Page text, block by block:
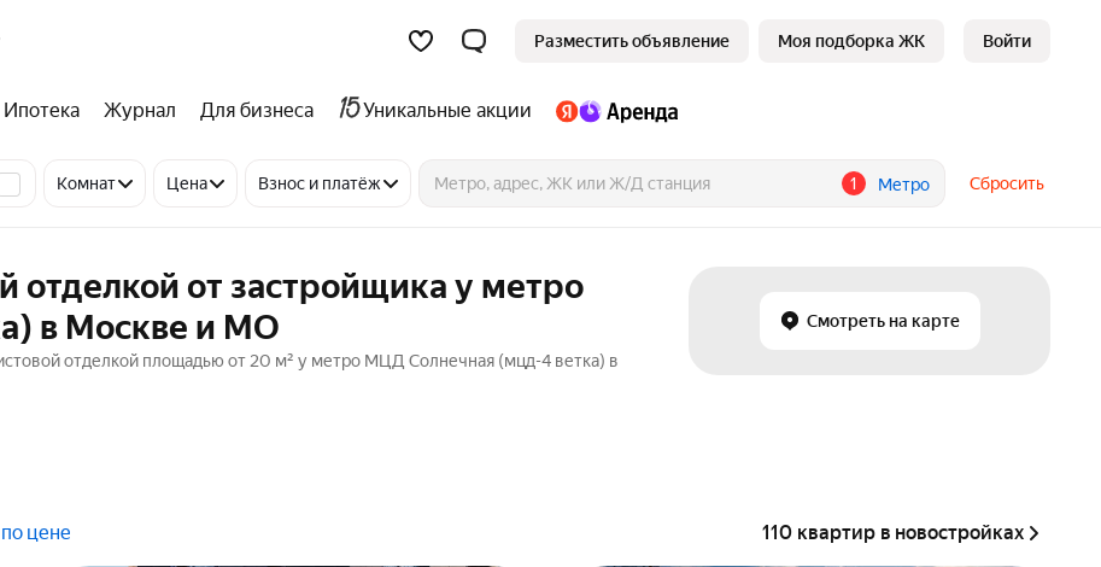
Разместить объявление Моя подборка ЖК Войти
Ипотека Журнал Для бизнеса Уникальные акции
Комнат Цена Взнос и платёж 1 Метро Сбросить
отделкой от застройщика у метро
в Москве и МО
отделкой площадью от 20 м² у метро МЦД Солнечная (мцд-4 ветка) в
Смотреть на карте
по цене 110 квартир в новостройках